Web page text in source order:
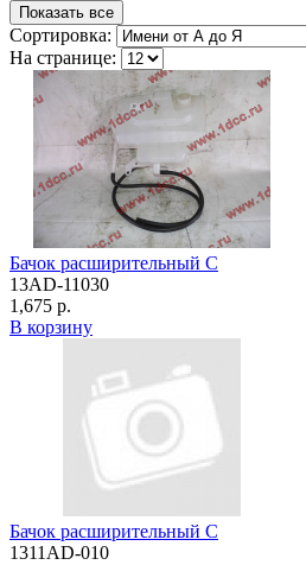
Показать все
Сортировка:
На странице:
Бачок расширительный C
13AD-11030
1,675 р.
В корзину
Бачок расширительный C
1311AD-010